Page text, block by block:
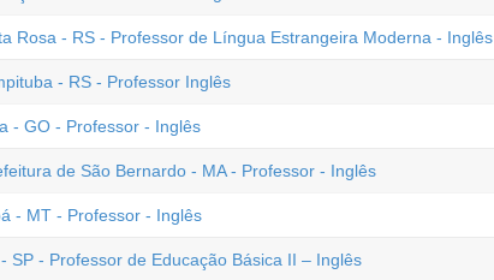
Rosa - RS - Professor de Língua Estrangeira Moderna - Inglês
- RS - Professor Inglês
- GO - Professor - Inglês
de São Bernardo - MA - Professor - Inglês
- MT - Professor - Inglês
SP - Professor de Educação Básica II – Inglês